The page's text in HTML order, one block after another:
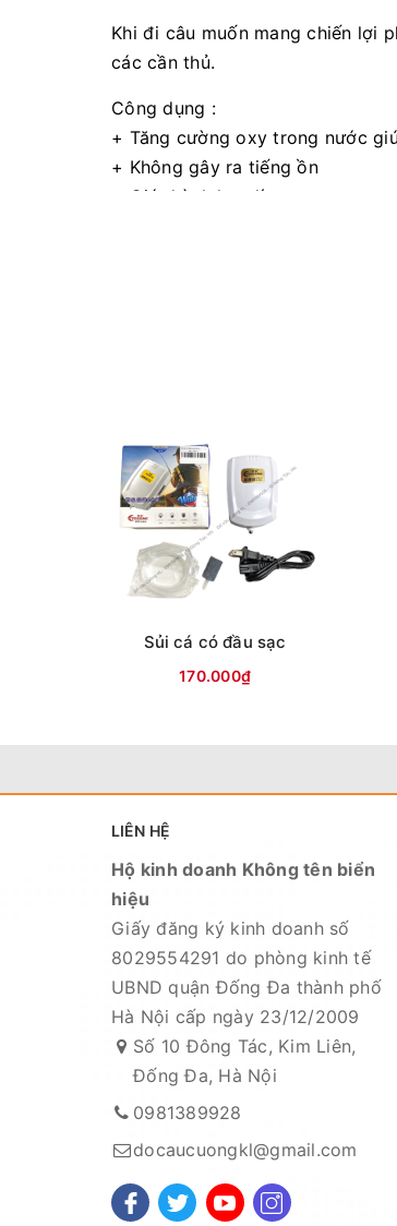
Khi đi câu muốn mang chiến lợi
các cần thủ.
Công dụng :
+ Tăng cường oxy trong nước
+ Không gây ra tiếng ồn
+ Giá thành hợp lí
Sủi cá có đầu sạc
170.000₫
LIÊN HỆ
Hộ kinh doanh Không tên biển
hiệu
Giấy đăng ký kinh doanh số
8029554291 do phòng kinh tế
UBND quận Đống Đa thành phố
Hà Nội cấp ngày 23/12/2009
Số 10 Đông Tác, Kim Liên,
Đống Đa, Hà Nội
0981389928
docaucuongkl@gmail.com